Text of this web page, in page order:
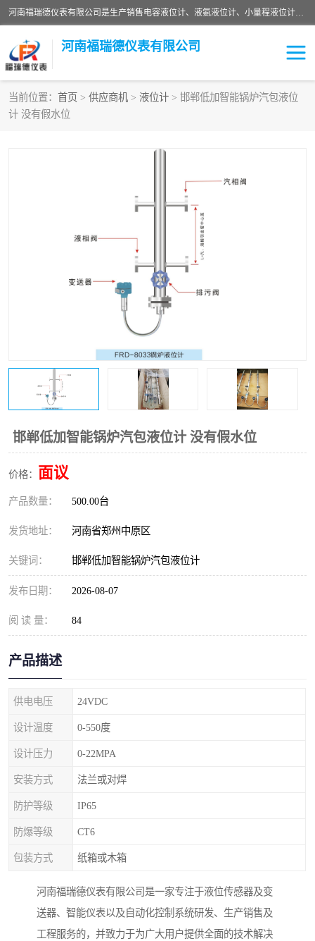
河南福瑞德仪表有限公司是生产销售电容液位计、液氨液位计、小量程液位计定制、智能锅炉水位计、液氮液位计等；并在产品开发、研制的过程中，吸取国内外仪器仪表的技术精华，建立了一支高、精、尖的科研开发队伍，使产品性能不断升级。
河南福瑞德仪表有限公司
当前位置： 首页 > 供应商机 > 液位计 > 邯郸低加智能锅炉汽包液位
计 没有假水位
邯郸低加智能锅炉汽包液位计 没有假水位
价格： 面议
产品数量： 500.00台
发货地址： 河南省郑州中原区
关键词： 邯郸低加智能锅炉汽包液位计
发布日期： 2026-08-07
阅 读 量： 84
产品描述
供电电压 24VDC
设计温度 0-550度
设计压力 0-22MPA
安装方式 法兰或对焊
防护等级 IP65
防爆等级 CT6
包装方式 纸箱或木箱
河南福瑞德仪表有限公司是一家专注于液位传感器及变
送器、智能仪表以及自动化控制系统研发、生产销售及
工程服务的，并致力于为广大用户提供全面的技术解决
液位计
液氮液位计
液位计传感器定制
物位计
测漏仪
智能锅炉水位计 电容液位计
流量仪表 加油站液位仪